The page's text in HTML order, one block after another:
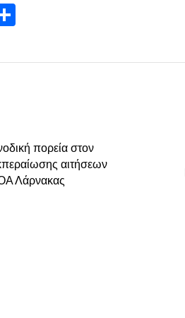
πορεία στον
αιτήσεων
Λάρνακας